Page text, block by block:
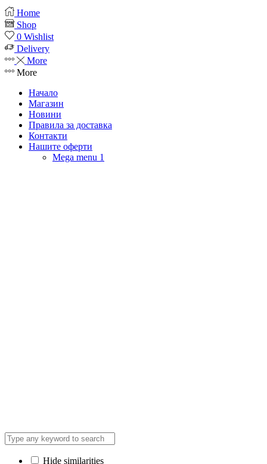
Home
Shop
0 Wishlist
Delivery
More
More
Начало
Магазин
Новини
Правила за доставка
Контакти
Нашите оферти
Mega menu 1
Hide similarities